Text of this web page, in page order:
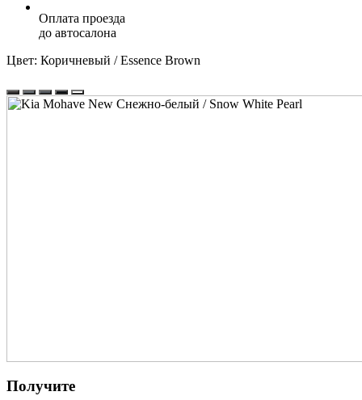
Оплата проезда
до автосалона
Цвет: Коричневый / Essence Brown
Получите